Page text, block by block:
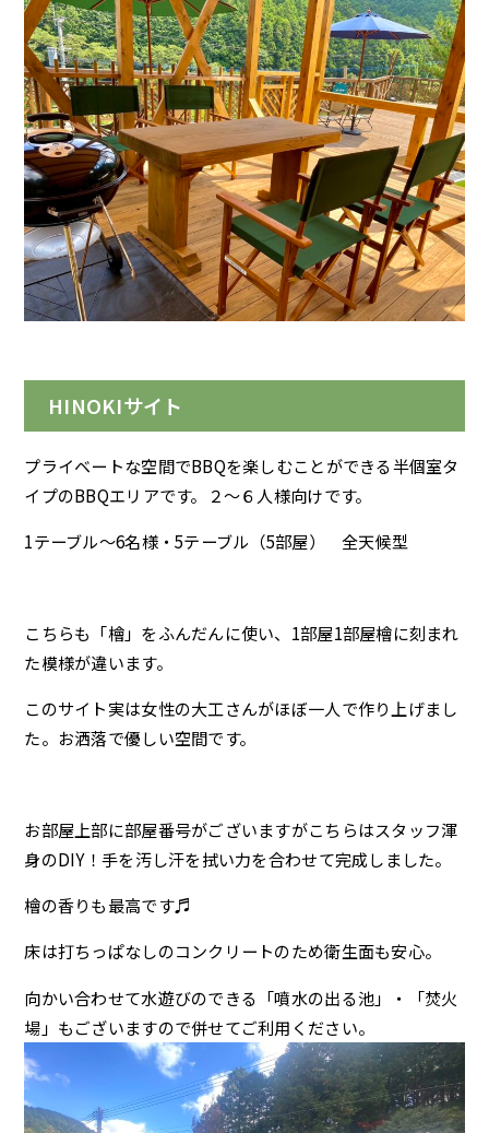
HINOKIサイト
プライベートな空間でBBQを楽しむことができる半個室タ
イプのBBQエリアです。２～６人様向けです。
1テーブル～6名様・5テーブル（5部屋） 全天候型
こちらも「檜」をふんだんに使い、1部屋1部屋檜に刻まれ
た模様が違います。
このサイト実は女性の大工さんがほぼ一人で作り上げまし
た。お洒落で優しい空間です。
お部屋上部に部屋番号がございますがこちらはスタッフ渾
身のDIY！手を汚し汗を拭い力を合わせて完成しました。
檜の香りも最高です♬
床は打ちっぱなしのコンクリートのため衛生面も安心。
向かい合わせて水遊びのできる「噴水の出る池」・「焚火
場」もございますので併せてご利用ください。